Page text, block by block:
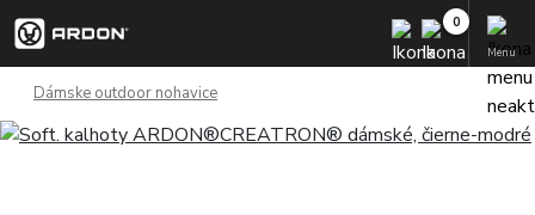
Menu
Dámske outdoor nohavice